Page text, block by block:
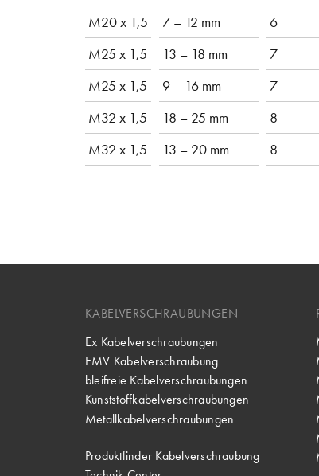
M20 x 1,5
7 – 12 mm 6
M25 x 1,5
13 – 18 mm 7
M25 x 1,5
9 – 16 mm 7
M32 x 1,5
18 – 25 mm 8
M32 x 1,5
13 – 20 mm 8
KABELVERSCHRAUBUNGEN
Ex Kabelverschraubungen
EMV Kabelverschraubung
bleifreie Kabelverschraubungen
Kunststoffkabelverschraubungen
Metallkabelverschraubungen
Produktfinder Kabelverschraubung